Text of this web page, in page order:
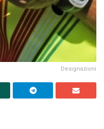
Designazioni